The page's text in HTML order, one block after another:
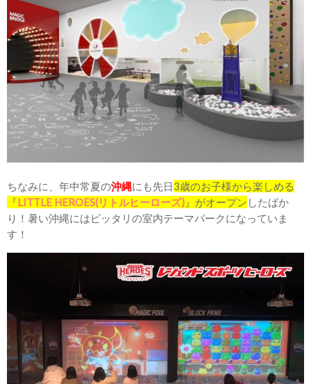
ちなみに、年中常夏の沖縄にも先日3歳のお子様から楽しめる
『LITTLE HEROES(リトルヒーローズ) 』がオープン したばか
り！暑い沖縄にはピッタリの室内テーマパークになっていま
す！